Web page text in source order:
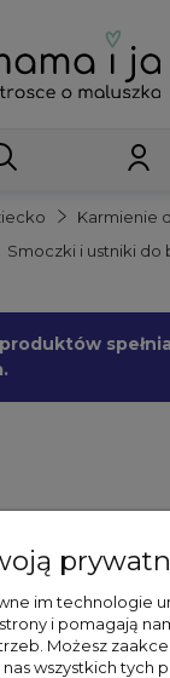
Karmienie
Smoczki i ustniki do
im technologie
i pomagają
Możesz
wszystkich tych